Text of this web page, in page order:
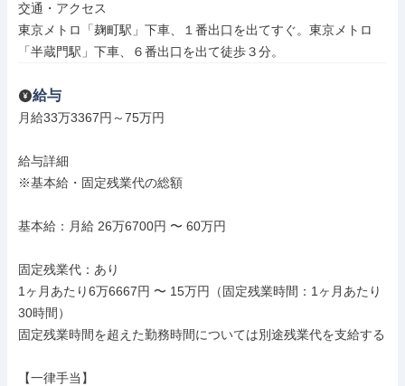
交通・アクセス
東京メトロ「麹町駅」下車、１番出口を出てすぐ。東京メトロ
「半蔵門駅」下車、６番出口を出て徒歩３分。
給与
月給33万3367円～75万円
給与詳細
※基本給・固定残業代の総額
基本給：月給 26万6700円 〜 60万円
固定残業代：あり
1ヶ月あたり6万6667円 〜 15万円（固定残業時間：1ヶ月あたり
30時間）
固定残業時間を超えた勤務時間については別途残業代を支給する
【一律手当】